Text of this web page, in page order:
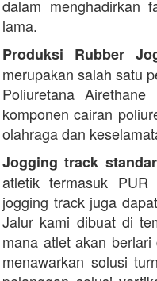
dalam menghadirkan
lama.
Produksi Rubber
merupakan salah satu
Poliuretana
komponen cairan
olahraga dan
Jogging track
atletik termasuk PUR
jogging track juga
Jalur kami dibuat di
mana atlet akan
menawarkan solusi